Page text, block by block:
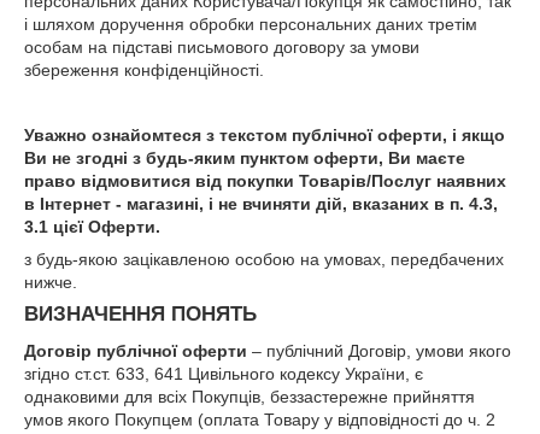
і шляхом доручення обробки персональних даних третім
особам на підставі письмового договору за умови
збереження конфіденційності.
Уважно ознайомтеся з текстом публічної оферти, і якщо
Ви не згодні з будь-яким пунктом оферти, Ви маєте
право відмовитися від покупки Товарів/Послуг наявних
в Інтернет - магазині, і не вчиняти дій, вказаних в п. 4.3,
3.1 цієї Оферти.
з будь-якою зацікавленою особою на умовах, передбачених
нижче.
ВИЗНАЧЕННЯ ПОНЯТЬ
Договір публічної оферти – публічний Договір, умови якого
згідно ст.ст. 633, 641 Цивільного кодексу України, є
однаковими для всіх Покупців, беззастережне прийняття
умов якого Покупцем (оплата Товару у відповідності до ч. 2